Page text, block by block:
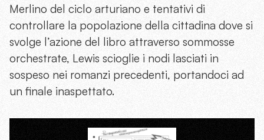
Merlino del ciclo arturiano e tentativi di
controllare la popolazione della cittadina dove si
svolge l’azione del libro attraverso sommosse
orchestrate, Lewis scioglie i nodi lasciati in
sospeso nei romanzi precedenti, portandoci ad
un finale inaspettato.